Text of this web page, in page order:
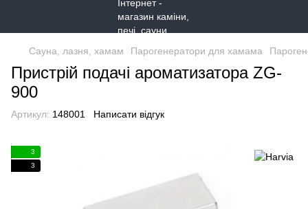
Сауна, лазня, хамам Парогенератори для хамама
Пристрій подачі ароматизатора ZG-
900
Артикул: 148001 Написати відгук
3
3